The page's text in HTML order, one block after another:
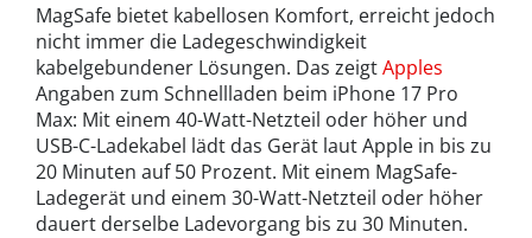
MagSafe bietet kabellosen Komfort, erreicht jedoch
nicht immer die Ladegeschwindigkeit
kabelgebundener Lösungen. Das zeigtApples
Angaben zum Schnellladen beim iPhone 17 Pro
Max: Mit einem 40-Watt-Netzteil oder höher und
USB-C-Ladekabel lädt das Gerät laut Apple in bis zu
20 Minuten auf 50 Prozent. Mit einem MagSafe-
Ladegerät und einem 30-Watt-Netzteil oder höher
dauert derselbe Ladevorgang bis zu 30 Minuten.